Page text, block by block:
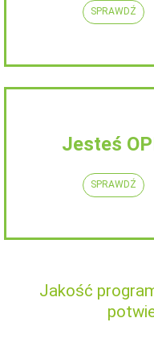
SPRAWDŹ
Jesteś
SPRAWDŹ
Jakość